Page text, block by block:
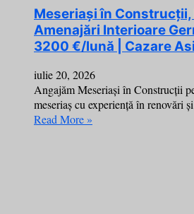
Meseriași în Construcții,
Amenajări Interioare
3200 €/lună | Cazare
iulie 20, 2026
Angajăm Meseriași în Construcții
meseriaș cu experiență în renovări
Read More »